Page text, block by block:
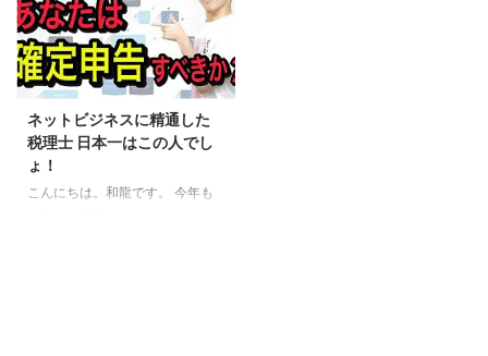
ネットビジネスに精通した
税理士 日本一はこの人でし
ょ！
こんにちは。和龍です。 今年も